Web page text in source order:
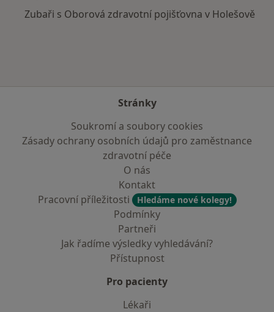
Zubaři s Oborová zdravotní pojišťovna v Holešově
Stránky
Soukromí a soubory cookies
Zásady ochrany osobních údajů pro zaměstnance
zdravotní péče
O nás
Kontakt
Pracovní příležitosti
Hledáme nové kolegy!
Podmínky
Partneři
Jak řadíme výsledky vyhledávání?
Přístupnost
Pro pacienty
Lékaři